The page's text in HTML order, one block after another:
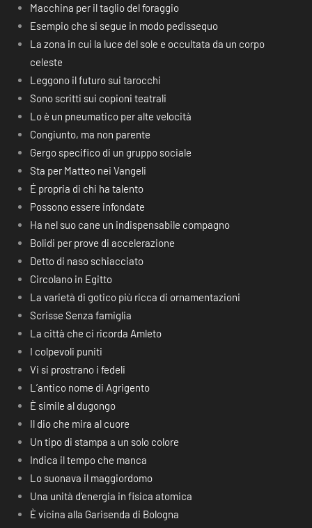
Macchina per il taglio del foraggio
Esempio che si segue in modo pedissequo
La zona in cui la luce del sole e occultata da un corpo
celeste
Leggono il futuro sui tarocchi
Sono scritti sui copioni teatrali
Lo è un pneumatico per alte velocità
Congiunto, ma non parente
Gergo specifico di un gruppo sociale
Sta per Matteo nei Vangeli
É propria di chi ha talento
Possono essere infondate
Ha nel suo cane un indispensabile compagno
Bolidi per prove di accelerazione
Detto di naso schiacciato
Circolano in Egitto
La varietà di gotico più ricca di ornamentazioni
Scrisse Senza famiglia
La città che ci ricorda Amleto
I colpevoli puniti
Vi si prostrano i fedeli
L’antico nome di Agrigento
È simile al dugongo
Il dio che mira al cuore
Un tipo di stampa a un solo colore
Indica il tempo che manca
Lo suonava il maggiordomo
Una unità d’energia in fisica atomica
È vicina alla Garisenda di Bologna